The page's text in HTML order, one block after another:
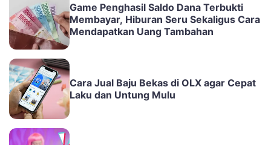
Game Penghasil Saldo Dana Terbukti
Membayar, Hiburan Seru Sekaligus Cara
Mendapatkan Uang Tambahan
Cara Jual Baju Bekas di OLX agar Cepat
Laku dan Untung Mulu